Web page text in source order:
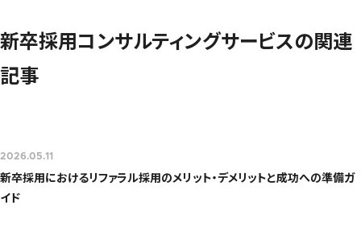
新卒採用コンサルティングサービスの関連
記事
新卒採用におけるリファラル採用のメリット・デメリットと成功への準備ガ
イド
2026.05.11